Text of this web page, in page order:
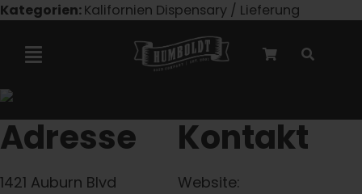
Zum
springen
Kategorien:Kalifornien Dispensary / Lieferung
Navigation
Marley-Kooperation
Adresse
1421 Auburn Blvd
Kontakt
Website: